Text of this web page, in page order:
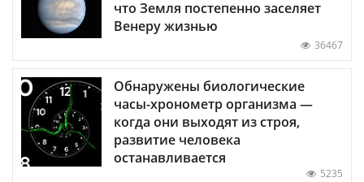
что Земля постепенно заселяет
Венеру жизнью
36467
Обнаружены биологические
часы-хронометр организма —
когда они выходят из строя,
развитие человека
останавливается
5235